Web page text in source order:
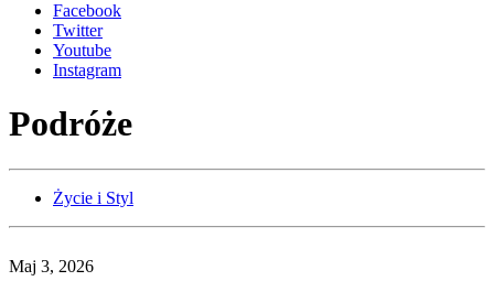
Facebook
Twitter
Youtube
Instagram
Podróże
Życie i Styl
Maj 3, 2026